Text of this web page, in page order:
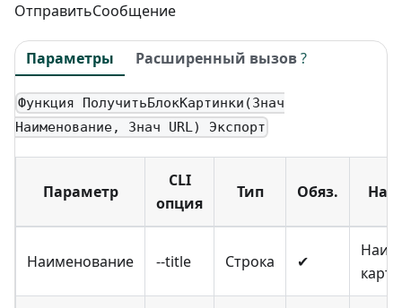
ОтправитьСообщение
Параметры Расширенный вызов?
Функция ПолучитьБлокКартинки(Знач
Наименование, Знач URL) Экспорт
Параметр
CLI
опция
Тип Обяз.
Наименование --title Строка ✔